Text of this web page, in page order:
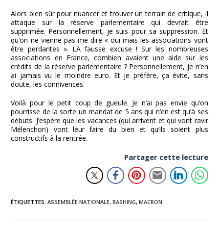
Alors bien sûr pour nuancer et trouver un terrain de critique, il
attaque sur la réserve parlementaire qui devrait être
supprimée. Personnellement, je suis pour sa suppression. Et
qu’on ne vienne pas me dire « oui mais les associations vont
être perdantes ». LA fausse excuse ! Sur les nombreuses
associations en France, combien avaient une aide sur les
crédits de la réserve parlementaire ? Personnellement, je n’en
ai jamais vu le moindre euro. Et je préfère, ça évite, sans
doute, les connivences.
Voilà pour le petit coup de gueule. Je n’ai pas envie qu’on
pourrisse de la sorte un mandat de 5 ans qui n’en est qu’à ses
débuts. J’espère que les vacances (qui arrivent et qui vont ravir
Mélenchon) vont leur faire du bien et qu’ils soient plus
constructifs à la rentrée.
Partager cette lecture
ÉTIQUETTES:ASSEMBLÉE NATIONALE, BASHING, MACRON